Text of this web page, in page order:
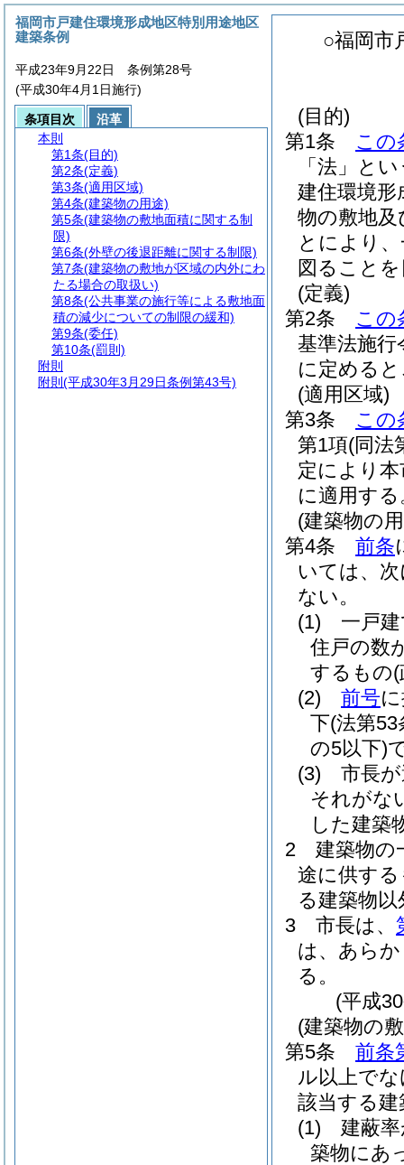
○福岡市
(目的)
第1条
この
「法」と
建住環境
物の敷地
とにより
図ること
(定義)
第2条
この
基準法施行
に定める
(適用区域)
第3条
この
第1項(同法
定により
に適用する
(建築物の
第4条
前条
いては、
ない。
(1)
一戸
住戸の数
するもの
(2)
前号
下(法第
の5以下)
(3)
市長
それがな
した建築
2
建築物の
途に供す
る建築物
3
市長は、
は、あら
る。
(平成
(建築物の
第5条
前条
ル以上で
該当する
(1)
建蔽
築物にあ
福岡市戸建住環境形成地区特別用途地区
建築条例
平成23年9月22日 条例第28号
(平成30年4月1日施行)
条項目次
沿革
本則
第1条(目的)
第2条(定義)
第3条(適用区域)
第4条(建築物の用途)
第5条(建築物の敷地面積に関する制
限)
第6条(外壁の後退距離に関する制限)
第7条(建築物の敷地が区域の内外にわ
たる場合の取扱い)
第8条(公共事業の施行等による敷地面
積の減少についての制限の緩和)
第9条(委任)
第10条(罰則)
附則
附則 (平成30年3月29日条例第43号)